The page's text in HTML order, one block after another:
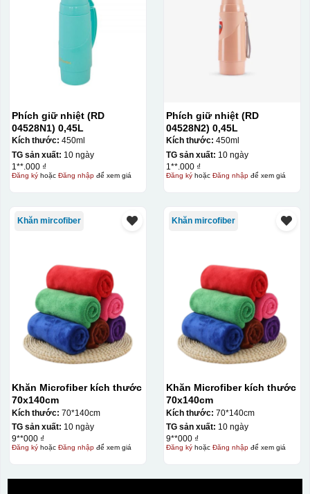
Phích giữ nhiệt (RD
04528N1) 0,45L
Kích thước: 450ml
TG sản xuất: 10 ngày
1**.000 ₫
Đăng kýhoặc Đăng nhậpđể xem giá
Phích giữ nhiệt (RD
04528N2) 0,45L
Kích thước: 450ml
TG sản xuất: 10 ngày
1**.000 ₫
Đăng kýhoặc Đăng nhậpđể xem giá
Khăn mircofiber
Khăn Microfiber kích thước
70x140cm
Kích thước: 70*140cm
TG sản xuất: 10 ngày
9**000 ₫
Đăng kýhoặc Đăng nhậpđể xem giá
Khăn mircofiber
Khăn Microfiber kích thước
70x140cm
Kích thước: 70*140cm
TG sản xuất: 10 ngày
9**000 ₫
Đăng kýhoặc Đăng nhậpđể xem giá